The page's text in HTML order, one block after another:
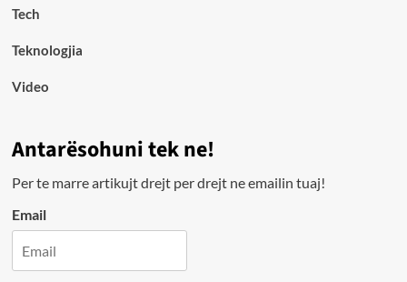
Tech
Teknologjia
Video
Antarësohuni tek ne!
Per te marre artikujt drejt per drejt ne emailin tuaj!
Email